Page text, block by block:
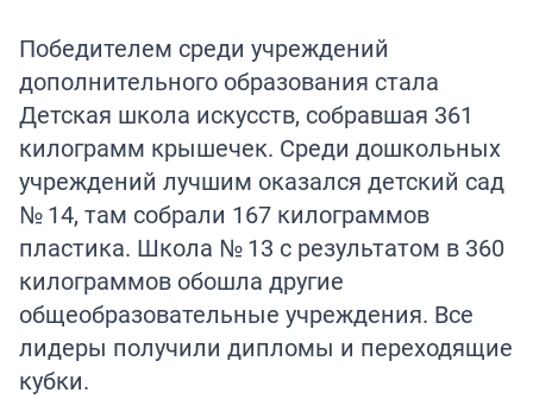
Победителем среди учреждений
дополнительного образования стала
Детская школа искусств, собравшая 361
килограмм крышечек. Среди дошкольных
учреждений лучшим оказался детский сад
№ 14, там собрали 167 килограммов
пластика. Школа № 13 с результатом в 360
килограммов обошла другие
общеобразовательные учреждения. Все
лидеры получили дипломы и переходящие
кубки.